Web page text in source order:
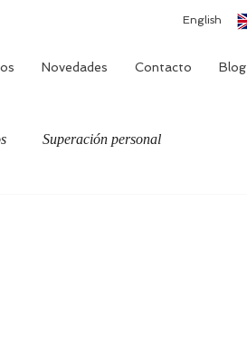
English
Novedades Contacto Blog
Superación personal